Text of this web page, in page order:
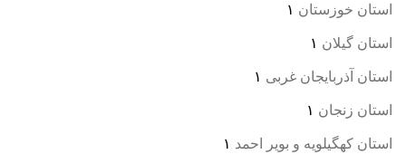
استان خوزستان ۱
استان گیلان ۱
استان آذربایجان غربی ۱
استان زنجان ۱
استان کهگیلویه و بویر احمد ۱